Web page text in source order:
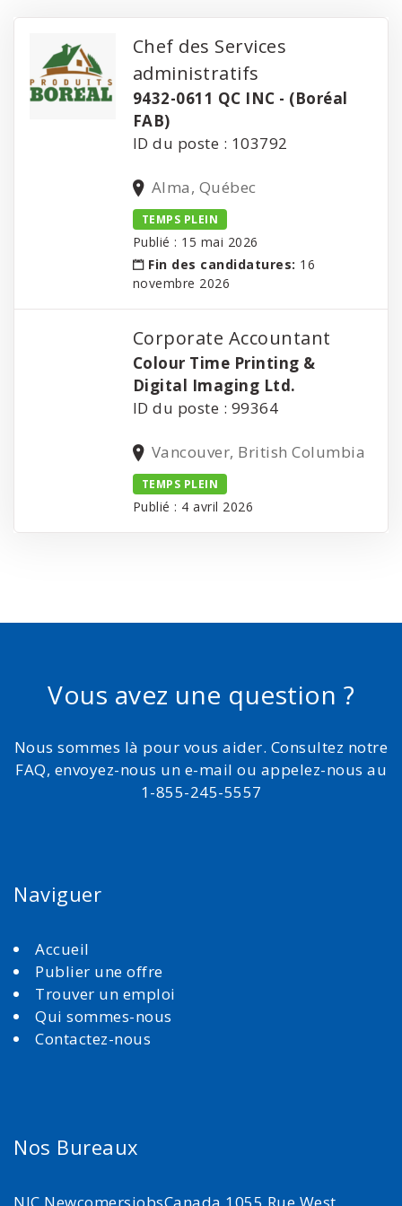
Chef des Services
administratifs
9432-0611 QC INC - (Boréal
FAB)
ID du poste : 103792
Alma, Québec
TEMPS PLEIN
Publié : 15 mai 2026
Fin des candidatures: 16
novembre 2026
Corporate Accountant
Colour Time Printing &
Digital Imaging Ltd.
ID du poste : 99364
Vancouver, British Columbia
TEMPS PLEIN
Publié : 4 avril 2026
Vous avez une question ?
Nous sommes là pour vous aider. Consultez notre
FAQ, envoyez-nous un e-mail ou appelez-nous au
1-855-245-5557
Naviguer
Accueil
Publier une offre
Trouver un emploi
Qui sommes-nous
Contactez-nous
Nos Bureaux